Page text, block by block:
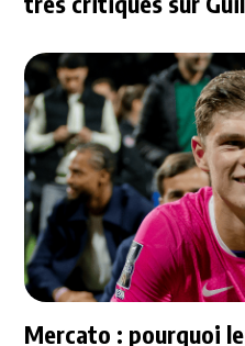
Mercato : pourquoi